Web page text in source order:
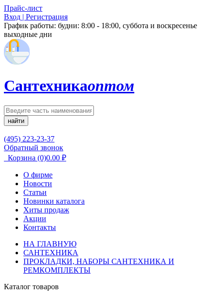
Прайс-лист
Вход | Регистрация
График работы: будни: 8:00 - 18:00, суббота и воскресенье
выходные дни
Сантехникаоптом
найти
(495) 223-23-37
Обратный звонок
Корзина (0)0.00 ₽
О фирме
Новости
Статьи
Новинки каталога
Хиты продаж
Акции
Контакты
НА ГЛАВНУЮ
САНТЕХНИКА
ПРОКЛАДКИ, НАБОРЫ САНТЕХНИКА И
РЕМКОМПЛЕКТЫ
Каталог товаров